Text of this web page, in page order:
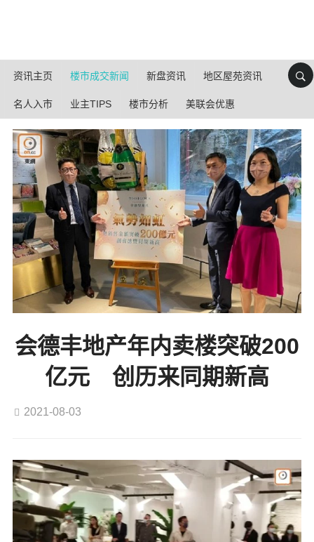
资讯主页 楼市成交新闻 新盘资讯 地区屋苑资讯
名人入市 业主TIPS 楼市分析 美联会优惠
会德丰地产年内卖楼突破200
亿元 创历来同期新高
2021-08-03